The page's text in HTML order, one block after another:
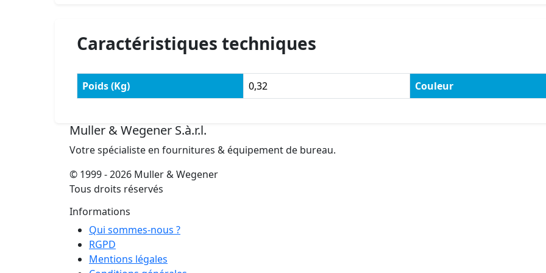
Caractéristiques techniques
Poids (Kg) 0,32 Couleur
Muller & Wegener S.à.r.l.
Votre spécialiste en fournitures & équipement de bureau.
© 1999 - 2026 Muller & Wegener
Tous droits réservés
Informations
Qui sommes-nous ?
RGPD
Mentions légales